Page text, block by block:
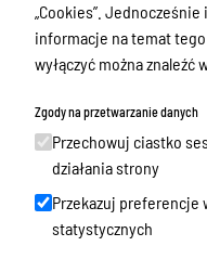
Tablica ogłoszeń
Dyżury Aptek w Powiecie
Akty Prawne
Rejestry, ewidencje i
Budżet
Organizacja działania
„Cookies”.
informacje na temat tego
wyłączyć można znaleźć
Zgody na przetwarzanie danych
Przechowuj ciastko
działania strony
Przekazuj preferencje
statystycznych